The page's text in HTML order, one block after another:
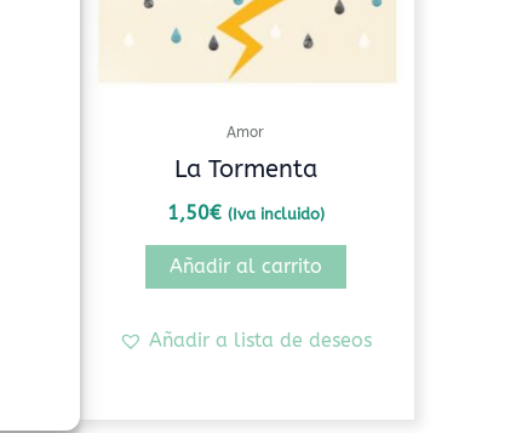
Amor
La Tormenta
1,50€ (Iva incluido)
Añadir al carrito
Añadir a lista de deseos